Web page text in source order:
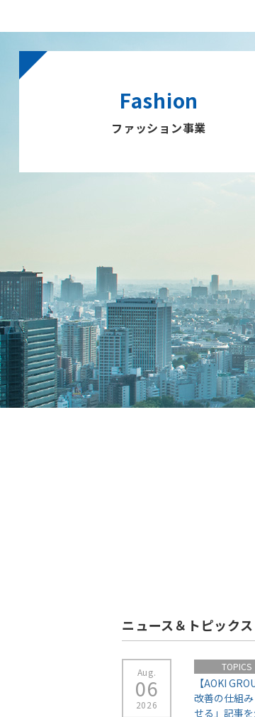
ファッション事業
ニュース＆トピックス